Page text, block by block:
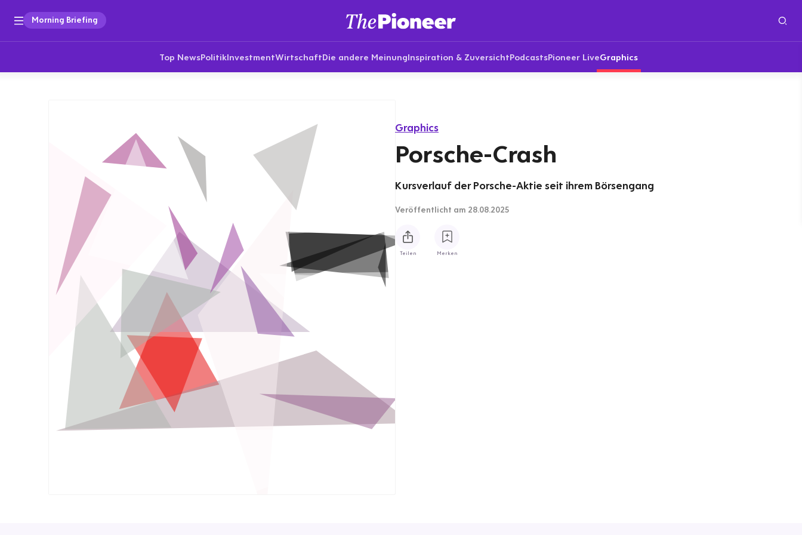
Morning Briefing
Top NewsPolitikInvestmentWirtschaftDie andere MeinungInspiration & ZuversichtPodcastsPioneer LiveGraphics
Graphics
Porsche-Crash
Kursverlauf der Porsche-Aktie seit ihrem Börsengang
Veröffentlicht am 28.08.2025
Teilen Merken